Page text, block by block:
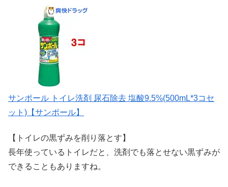
サンポール トイレ洗剤 尿石除去 塩酸9.5%(500mL*3コセ
ット)【サンポール】
【トイレの黒ずみを削り落とす】
長年使っているトイレだと、洗剤でも落とせない黒ずみが
できることもありますね。